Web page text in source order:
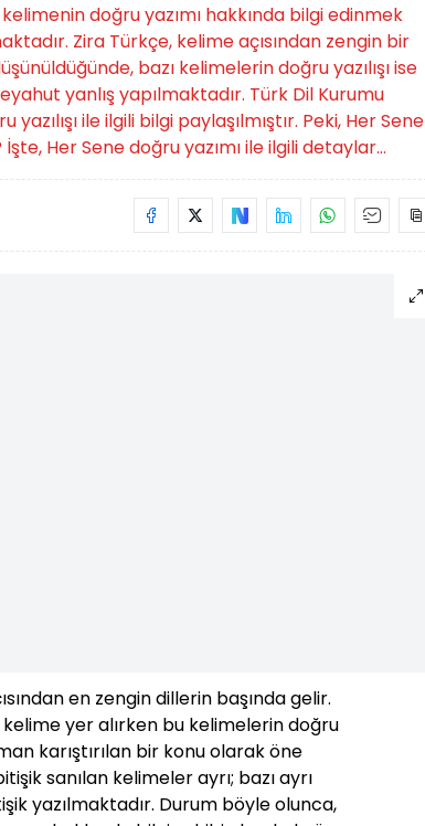
kelimenin doğru yazımı hakkında bilgi edinmek
Zira Türkçe, kelime açısından zengin bir
bazı kelimelerin doğru yazılışı ise
yanlış yapılmaktadır. Türk Dil Kurumu
ile ilgili bilgi paylaşılmıştır. Peki, Her Sene
İşte, Her Sene doğru yazımı ile ilgili detaylar...
en zengin dillerin başında gelir.
yer alırken bu kelimelerin doğru
karıştırılan bir konu olarak öne
sanılan kelimeler ayrı; bazı ayrı
yazılmaktadır. Durum böyle olunca,